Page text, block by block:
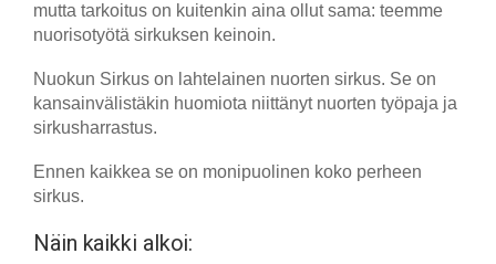
mutta tarkoitus on kuitenkin aina ollut sama: teemme
nuorisotyötä sirkuksen keinoin.
Nuokun Sirkus on lahtelainen nuorten sirkus. Se on
kansainvälistäkin huomiota niittänyt nuorten työpaja ja
sirkusharrastus.
Ennen kaikkea se on monipuolinen koko perheen
sirkus.
Näin kaikki alkoi: